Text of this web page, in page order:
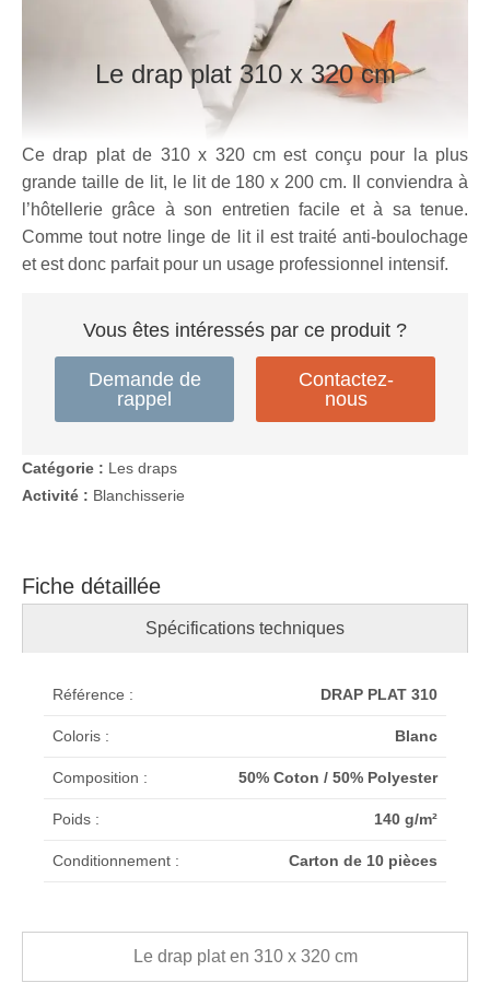
Le drap plat 310 x 320 cm
Ce drap plat de 310 x 320 cm est conçu pour la plus
grande taille de lit, le lit de 180 x 200 cm. Il conviendra à
l’hôtellerie grâce à son entretien facile et à sa tenue.
Comme tout notre linge de lit il est traité anti-boulochage
et est donc parfait pour un usage professionnel intensif.
Vous êtes intéressés par ce produit ?
Demande de
rappel
Contactez-
nous
Catégorie : Les draps
Activité : Blanchisserie
Fiche détaillée
Spécifications techniques
Le drap plat en 310 x 320 cm
Référence : DRAP PLAT 310
Coloris : Blanc
Composition : 50% Coton / 50% Polyester
Poids : 140 g/m²
Conditionnement : Carton de 10 pièces